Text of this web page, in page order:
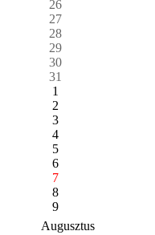
26
27
28
29
30
31
1
2
3
4
5
6
7
8
9
Augusztus